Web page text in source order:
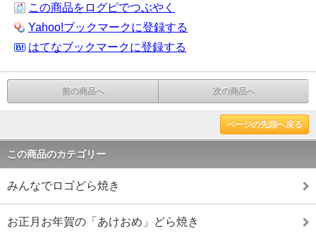
この商品をログピでつぶやく
Yahoo!ブックマークに登録する
はてなブックマークに登録する
前の商品へ 次の商品へ
ページの先頭へ戻る
この商品のカテゴリー
みんなでロゴどら焼き
お正月お年賀の「あけおめ」どら焼き